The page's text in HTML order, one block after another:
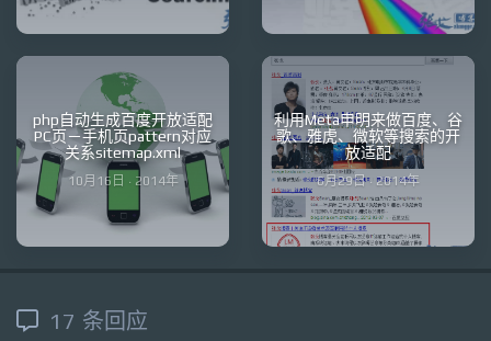
php自动生成百度开放适配
PC页－手机页pattern对应
关系sitemap.xml
10月16日 · 2014年
利用Meta申明来做百度、谷
歌、雅虎、微软等搜索的开
放适配
6月29日 · 2014年
17 条回应